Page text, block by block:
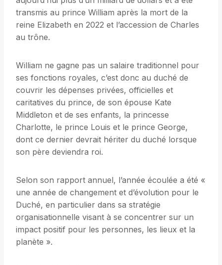
transmis au prince William après la mort de la
reine Elizabeth en 2022 et l’accession de Charles
au trône.
William ne gagne pas un salaire traditionnel pour
ses fonctions royales, c’est donc au duché de
couvrir les dépenses privées, officielles et
caritatives du prince, de son épouse Kate
Middleton et de ses enfants, la princesse
Charlotte, le prince Louis et le prince George,
dont ce dernier devrait hériter du duché lorsque
son père deviendra roi.
Selon son rapport annuel, l’année écoulée a été «
une année de changement et d’évolution pour le
Duché, en particulier dans sa stratégie
organisationnelle visant à se concentrer sur un
impact positif pour les personnes, les lieux et la
planète ».